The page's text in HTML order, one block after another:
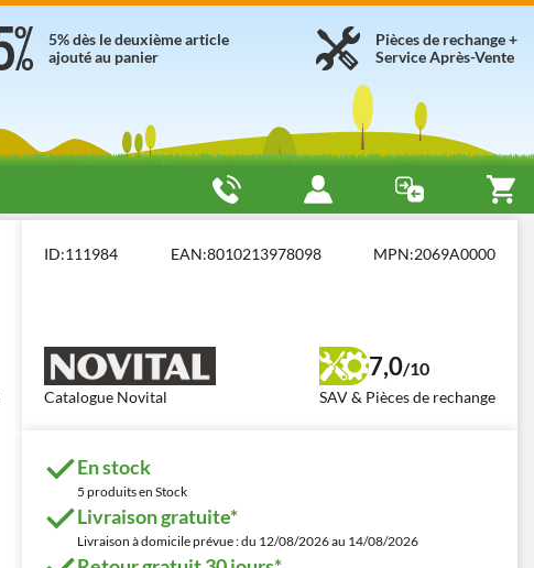
Pièces de rechange +
Service Après-Vente
5% dès le deuxième article
ajouté au panier
ID:111984 EAN:8010213978098 MPN:2069A0000
Catalogue Novital
7,0/10
SAV & Pièces de rechange
En stock
5 produits en Stock
Livraison gratuite*
Livraison à domicile prévue : du 12/08/2026 au 14/08/2026